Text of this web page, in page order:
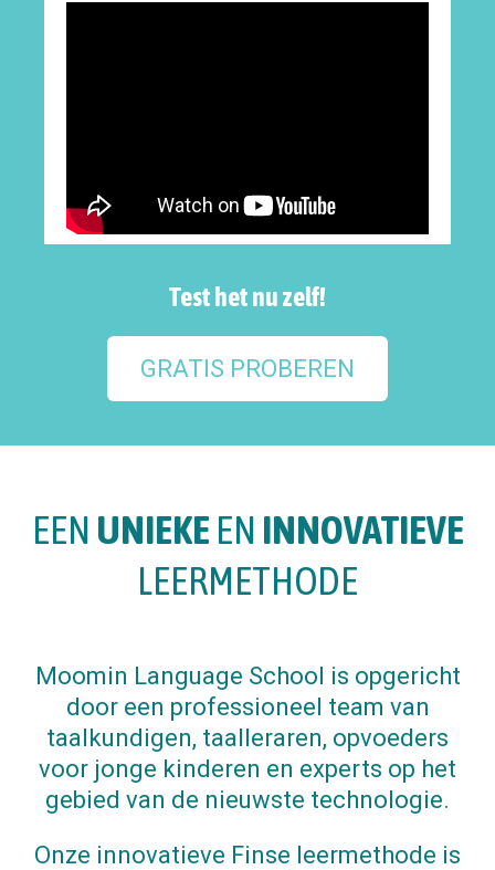
Test het nu zelf!
GRATIS PROBEREN
EEN UNIEKE EN INNOVATIEVE
LEERMETHODE
Moomin Language School is opgericht
door een professioneel team van
taalkundigen, taalleraren, opvoeders
voor jonge kinderen en experts op het
gebied van de nieuwste technologie.
Onze innovatieve Finse leermethode is